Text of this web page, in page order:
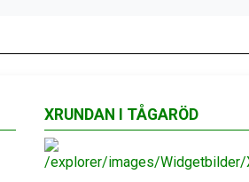
XRUNDAN I TÅGARÖD